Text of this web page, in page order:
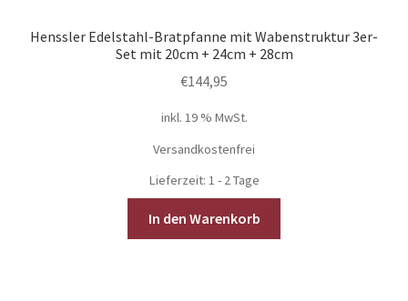
Henssler Edelstahl-Bratpfanne mit Wabenstruktur 3er-
Set mit 20cm + 24cm + 28cm
€144,95
inkl. 19 % MwSt.
Versandkostenfrei
Lieferzeit: 1 - 2 Tage
In den Warenkorb